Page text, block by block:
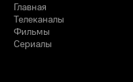
Главная
Телеканалы
Фильмы
Сериалы